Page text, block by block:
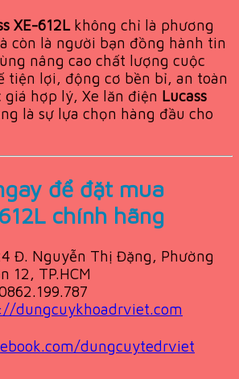
XE-612Lkhông chỉ là phương
còn là người bạn đồng hành tin
nâng cao chất lượng cuộc
tiện lợi, động cơ bền bỉ, an toàn
hợp lý, Xe lăn điện Lucass
là sự lựa chọn hàng đầu cho
để đặt mua
chính hãng
Đ. Nguyễn Thị Đặng, Phường
12, TP.HCM
dungcuykhoadrviet.com
dungcuytedrviet